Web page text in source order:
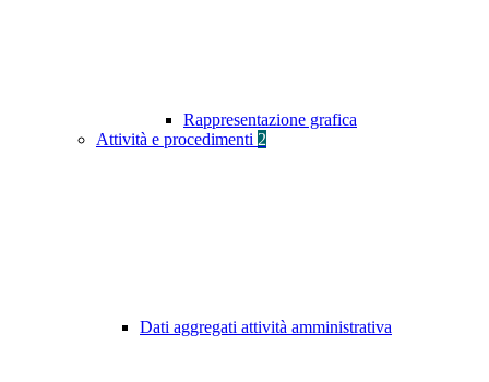
Rappresentazione grafica
Attività e procedimenti 2
Dati aggregati attività amministrativa